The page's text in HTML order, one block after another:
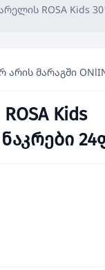
ROSA Kids
არის მარაგში
Kids